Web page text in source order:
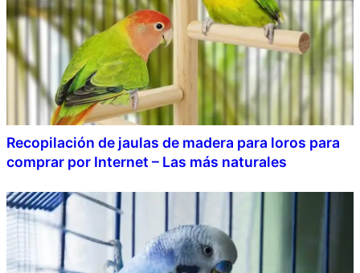
Recopilación de jaulas de madera para loros para
comprar por Internet – Las más naturales